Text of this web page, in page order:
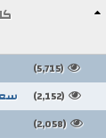
(5,715)
(2,152)
(2,058)